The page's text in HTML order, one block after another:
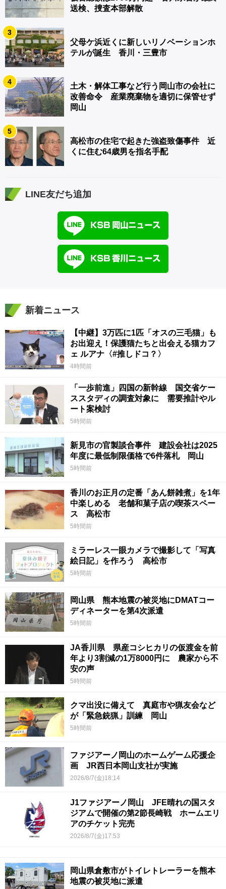
送検、捜査本部解散
3
父母ケ浜近くに新しいリノベーションホ
テルが誕生 香川・三豊市
4
土木・解体工事など行う岡山市の会社に
改善命令 産業廃棄物を適切に保管せず
岡山
5
高松市の住宅で起きた強盗致傷事件 近
くに住む64歳男を指名手配
LINE友だち追加
新着ニュース
【中継】3万匹に1匹「オスの三毛猫」も
お出迎え！保護猫たちと出会える猫カフ
ェ ルアナ〈#推しドコ？〉
4時間前
「一歩前進」四国の新幹線 国交省ケー
ススタディの調査対象に 需要推計やル
ート案検討
5時間前
新見市の官製談合事件 建設会社は2025
年度に最低制限価格で6件落札 岡山
5時間前
香川のお正月の定番「あん餅雑煮」を1年
中楽しめる 老舗和菓子店の喫茶スペー
ス 高松市
5時間前
ミラーレス一眼カメラで撮影して「写真
絵日記」を作ろう 高松市
5時間前
岡山県 熊本地震の被災地にDMATコー
ディネーターを第4次派遣
5時間前
JA香川県 県産コシヒカリの仮渡金を前
年より3割減の1万8000円に 農家から不
安の声
5時間前
クマ出没に備えて 真庭市や猟友会など
が「緊急銃猟」訓練 岡山
5時間前
ファジアーノ岡山のホームゲーム応援企
画 JR西日本岡山支社が実施
2026/8/7(金)18:14
J1ファジアーノ岡山 JFE晴れの国スタ
ジアムで開催の第2節長崎戦 ホームエリ
アのチケット完売
2026/8/7(金)17:53
岡山県倉敷市がトイレトレーラーを熊本
地震の被災地に派遣